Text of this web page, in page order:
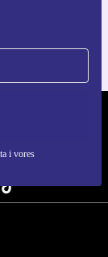
i vores
NEW.